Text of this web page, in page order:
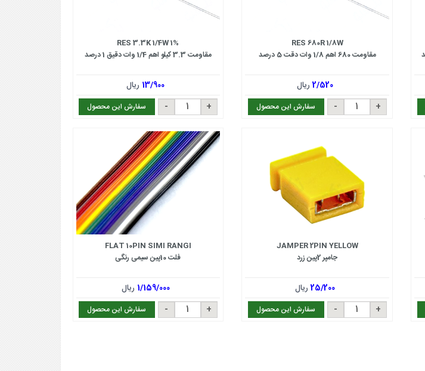
RES 680R 1/8W
مقاومت 680 اهم 1/8 وات دقت 5 درصد
2/520ریال
سفارش این محصول
RES 3.3K 1/4W 1%
مقاومت 3.3 کیلو اهم 1/4 وات دقیق 1 درصد
13/900 ریال
سفارش این محصول
JAMPER 2PIN YELLOW
جامپر 2پین زرد
25/200ریال
سفارش این محصول
FLAT 10PIN SIMI RANGI
فلت 10پین سیمی رنگی
1/159/000 ریال
سفارش این محصول